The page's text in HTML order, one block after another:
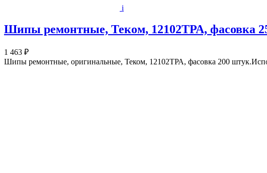
i
Шипы ремонтные, Теком, 12102ТРА, фасовка
1 463 ₽
Шипы ремонтные, оригинальные, Теком, 12102ТРА, фасовка 200